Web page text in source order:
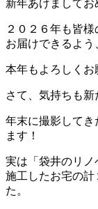
新年あけましてお
２０２６年も皆
お届けできるよう
本年もよろしくお
さて、気持ちも新
年末に撮影して
ます！
実は「袋井のリ
施工したお宅の計
た。